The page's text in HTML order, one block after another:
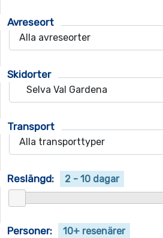
Avreseort
Skidorter
Transport
Reslängd: 2 - 10 dagar
Personer: 10+ resenärer